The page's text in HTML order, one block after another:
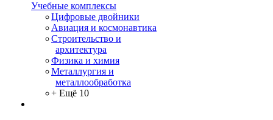
Учебные комплексы
Цифровые двойники
Авиация и космонавтика
Строительство и
архитектура
Физика и химия
Металлургия и
металлообработка
+ Ещё 10